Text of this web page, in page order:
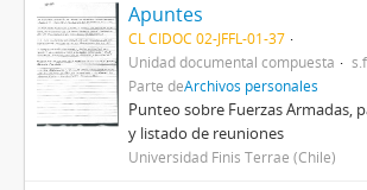
Apuntes
CL CIDOC 02-JFFL-01-37
Unidad documental compuesta
s.f
Parte deArchivos personales
Punteo sobre Fuerzas Armadas,
y listado de reuniones
Universidad Finis Terrae (Chile)